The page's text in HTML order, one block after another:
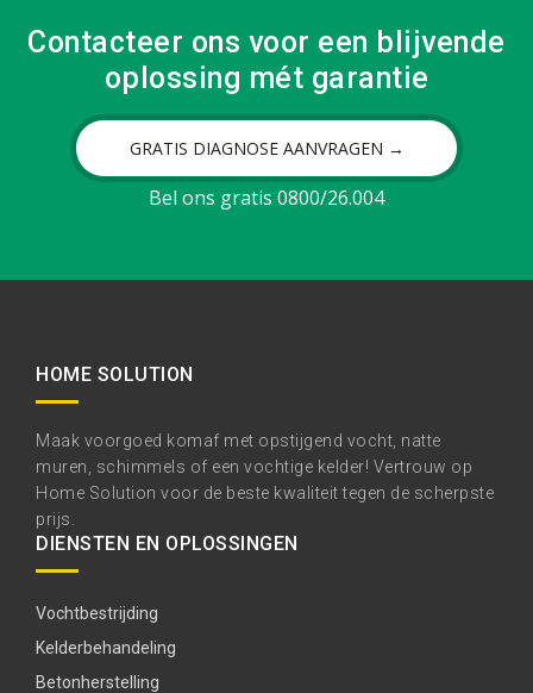
Contacteer ons voor een blijvende
oplossing mét garantie
GRATIS DIAGNOSE AANVRAGEN →
Bel ons gratis 0800/26.004
HOME SOLUTION
Maak voorgoed komaf met opstijgend vocht, natte
muren, schimmels of een vochtige kelder! Vertrouw op
Home Solution voor de beste kwaliteit tegen de scherpste
prijs.
DIENSTEN EN OPLOSSINGEN
Vochtbestrijding
Kelderbehandeling
Betonherstelling